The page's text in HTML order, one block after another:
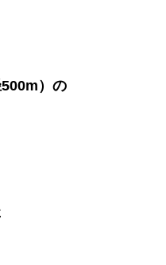
）の